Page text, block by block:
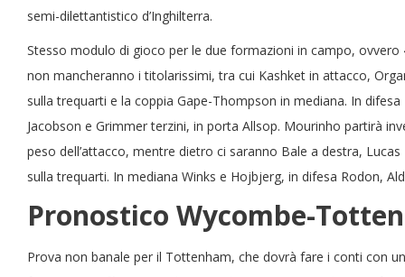
semi-dilettantistico d’Inghilterra.
Stesso modulo di gioco per le due formazioni in campo, ovvero
non mancheranno i titolarissimi, tra cui Kashket in attacco,
sulla trequarti e la coppia Gape-Thompson in mediana. In
Jacobson e Grimmer terzini, in porta Allsop. Mourinho partirà
peso dell’attacco, mentre dietro ci saranno Bale a destra,
sulla trequarti. In mediana Winks e Hojbjerg, in difesa Rodon,
Pronostico Wycombe-
Prova non banale per il Tottenham, che dovrà fare i conti con